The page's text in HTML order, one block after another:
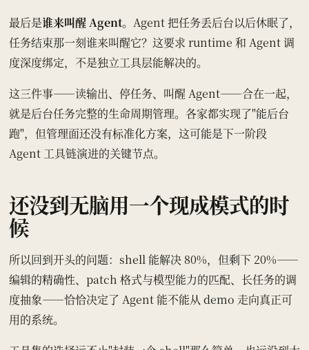
最后是谁来叫醒 Agent。Agent 把任务丢后台以后休眠了，
任务结束那一刻谁来叫醒它？这要求 runtime 和 Agent 调
度深度绑定，不是独立工具层能解决的。
这三件事——读输出、停任务、叫醒 Agent——合在一起，
就是后台任务完整的生命周期管理。各家都实现了"能后台
跑"，但管理面还没有标准化方案，这可能是下一阶段
Agent 工具链演进的关键节点。
还没到无脑用一个现成模式的时
候
所以回到开头的问题：shell 能解决 80%，但剩下 20%——
编辑的精确性、patch 格式与模型能力的匹配、长任务的调
度抽象——恰恰决定了 Agent 能不能从 demo 走向真正可
用的系统。